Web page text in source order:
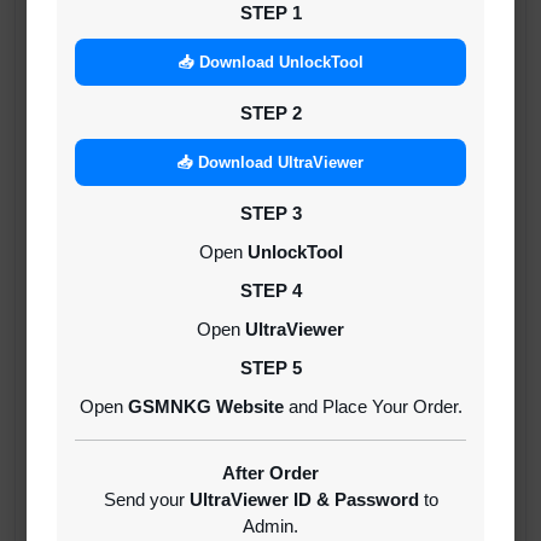
STEP 1
📥 Download UnlockTool
STEP 2
📥 Download UltraViewer
STEP 3
Open UnlockTool
STEP 4
Open UltraViewer
STEP 5
Open GSMNKG Websiteand Place Your Order.
After Order
Send your UltraViewer ID & Passwordto
Admin.
لائن یا بند ہونے کی صورت میں
کوئی ریفنڈ نہیں ہوگا۔ 📌
خریدنے سے پہلے ساری معلومات
اچھی طرح چیک کر لیں۔ ✔️ والٹ میں
بیلنس شامل کرنا یا رینٹل خریدنا اس
پالیسی سے مکمل اتفاق شمار کیا جائے
महत्वपूर्ण रेंटल नीति🔹 यह एक टूल रेंटल
सेवा है, लाइफटाइम लाइसेंस नहीं। ✅ ऑर्डर
करने से पहले सर्विस स्टेटस जरूर चेक करें।
✅ अपना मॉडल और ऑपरेशन सपोर्ट कन्फर्म